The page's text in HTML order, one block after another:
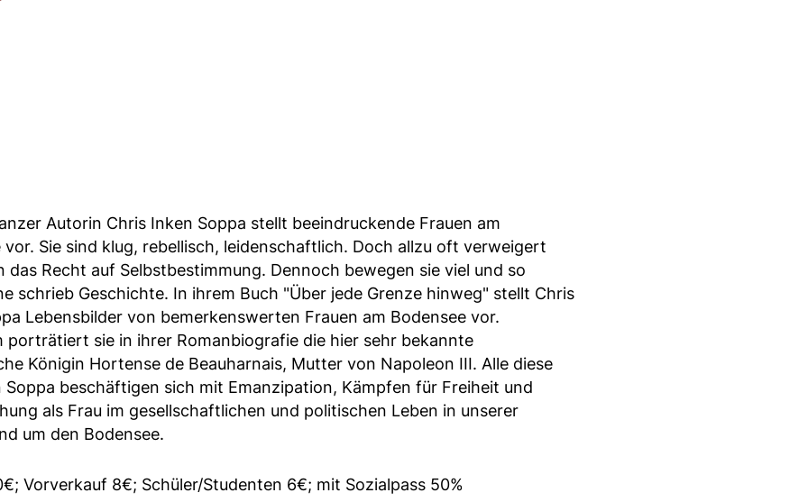
Autorin Chris Inken Soppa stellt beeindruckende Frauen am
vor. Sie sind klug, rebellisch, leidenschaftlich. Doch allzu oft verweigert
das Recht auf Selbstbestimmung. Dennoch bewegen sie viel und so
schrieb Geschichte. In ihrem Buch "Über jede Grenze hinweg" stellt Chris
Lebensbilder von bemerkenswerten Frauen am Bodensee vor.
porträtiert sie in ihrer Romanbiografie die hier sehr bekannte
Königin Hortense de Beauharnais, Mutter von Napoleon III. Alle diese
Soppa beschäftigen sich mit Emanzipation, Kämpfen für Freiheit und
als Frau im gesellschaftlichen und politischen Leben in unserer
um den Bodensee.
Vorverkauf 8€; Schüler/Studenten 6€; mit Sozialpass 50%